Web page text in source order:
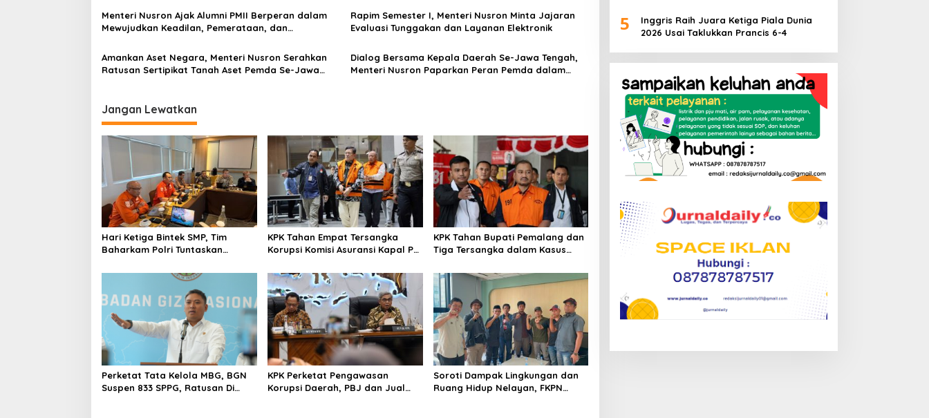
s
Menteri Nusron Ajak Alumni PMII Berperan dalam
Mewujudkan Keadilan, Pemerataan, dan
Rapim Semester I, Menteri Nusron Minta Jajaran
Evaluasi Tunggakan dan Layanan Elektronik
Amankan Aset Negara, Menteri Nusron Serahkan
Ratusan Sertipikat Tanah Aset Pemda Se-Jawa
Dialog Bersama Kepala Daerah Se-Jawa Tengah,
Menteri Nusron Paparkan Peran Pemda dalam
Jangan Lewatkan
Hari Ketiga Bintek SMP, Tim
Baharkam Polri Tuntaskan
Pertamina Patra Niaga Jabar
KPK Tahan Empat Tersangka
Korupsi Komisi Asuransi Kapal PT
KPK Tahan Bupati Pemalang dan
Tiga Tersangka dalam Kasus
Perketat Tata Kelola MBG, BGN
Suspen 833 SPPG, Ratusan Di
KPK Perketat Pengawasan
Korupsi Daerah, PBJ dan Jual
Soroti Dampak Lingkungan dan
Ruang Hidup Nelayan, FKPN
Muda
5
Inggris Raih Juara Ketiga Piala Dunia
2026 Usai Taklukkan Prancis 6-4